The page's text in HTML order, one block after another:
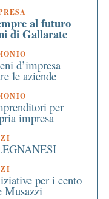
al futuro
di Gallarate
d’impresa
le aziende
per
impresa
per i cento
Musazzi